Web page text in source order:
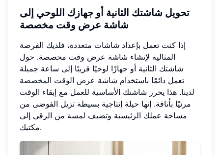
تحويل شاشتك الثانية أو جهازك اللوحي إلى
شاشة عرض وقت مخصصة
إذا كنت تعمل بإعداد شاشات متعددة، فلديك الفرصة
المثالية لإنشاء شاشة عرض وقت مخصصة. حول
شاشتك الثانية أو جهازًا لوحيًا قريبًا إلى ساعة جميلة
تعمل دائمًا باستخدام شاشة عرض الوقت المخصصة
لدينا. هذا يحرر شاشتك الأساسية للعمل مع إبقاء الوقت
مرئيًا بأناقة. إنها حيلة إنتاجية بسيطة تزيل الفوضى من
مساحة عملك الرئيسية وتضيف لمسة من الرقي إلى
مكتبك.